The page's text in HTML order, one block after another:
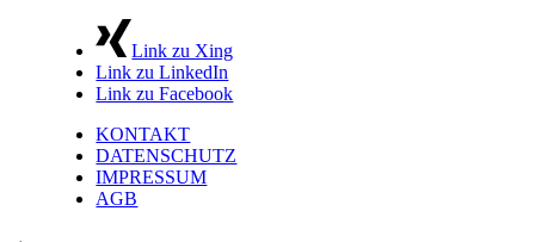
Link zu Xing
Link zu LinkedIn
Link zu Facebook
KONTAKT
DATENSCHUTZ
IMPRESSUM
AGB